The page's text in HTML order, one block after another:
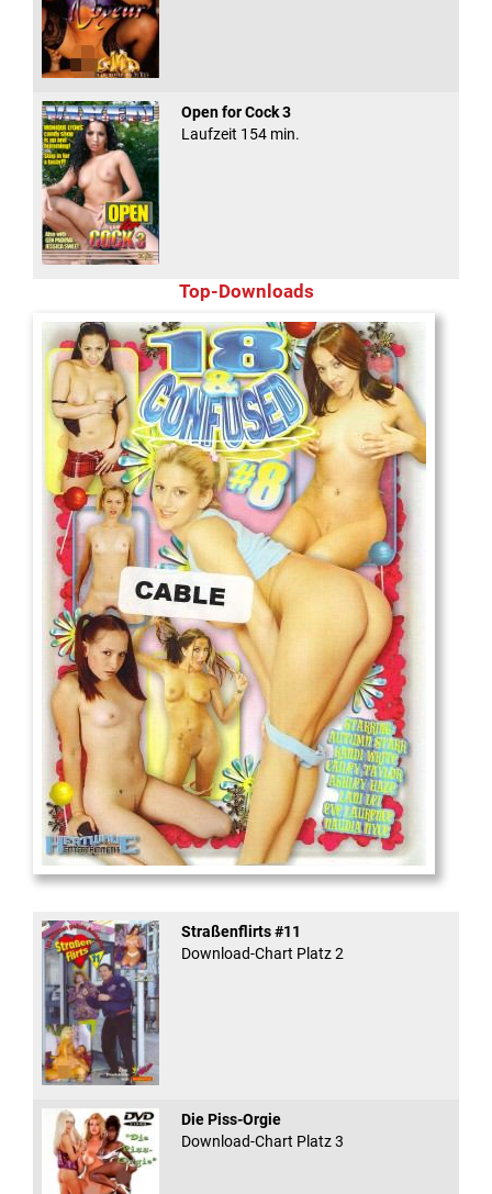
Open for Cock 3
Laufzeit 154 min.
Top-Downloads
And Confused #8 - ...
Straßenflirts #11
Download-Chart Platz 2
Die Piss-Orgie
Download-Chart Platz 3